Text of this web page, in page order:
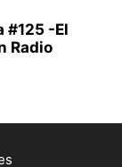
#125 -El
Radio